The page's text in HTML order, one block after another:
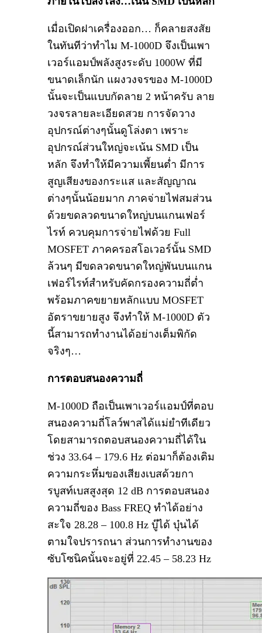
เมื่อเปิดฝาเครื่องออก… ก็คลายสงสัย
ในทันทีว่าทำไม M-1000D จึงเป็นเพา
เวอร์แอมป์พลังสูงระดับ 1000W ที่มี
ขนาดเล็กนัก แผงวงจรของ M-1000D
นั้นจะเป็นแบบกัดลาย 2 หน้าครับ ลาย
วงจรลายละเอียดสวย การจัดวาง
อุปกรณ์ต่างๆนั้นดูโล่งตา เพราะ
อุปกรณ์ส่วนใหญ่จะเน้น SMD เป็น
หลัก จึงทำให้มีความเพี้ยนต่ำ มีการ
สูญเสียงของกระแส และสัญญาณ
ต่างๆนั้นน้อยมาก ภาคจ่ายไฟสมส่วน
ด้วยขดลวดขนาดใหญ่บนแกนเฟอร์
ไรท์ ควบคุมการจ่ายไฟด้วย Full
MOSFET ภาคครอสโอเวอร์นั้น SMD
ล้วนๆ มีขดลวดขนาดใหญ่พันบนแกน
เฟอร์ไรท์สำหรับคัดกรองความถี่ต่ำ
พร้อมภาคขยายหลักแบบ MOSFET
อัตราขยายสูง จึงทำให้ M-1000D ตัว
นี้สามารถทำงานได้อย่างเต็มพิกัด
จริงๆ…
การตอบสนองความถี่
M-1000D ถือเป็นเพาเวอร์แอมป์ที่ตอบ
สนองความถี่โลว์พาสได้แม่ยำทีเดียว
โดยสามารถตอบสนองความถี่ได้ใน
ช่วง 33.64 – 179.6 Hz ต่อมาก็ต้องเติม
ความกระหึ่มของเสียงเบสด้วยกา
รบูสท์เบสสูงสุด 12 dB การตอบสนอง
ความถี่ของ Bass FREQ ทำได้อย่าง
สะใจ 28.28 – 100.8 Hz บู๊ได้ บุ๋นได้
ตามใจปรารถนา ส่วนการทำงานของ
ซับโซนิคนั้นจะอยู่ที่ 22.45 – 58.23 Hz